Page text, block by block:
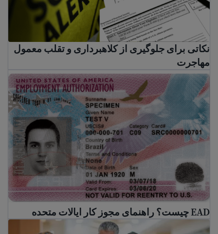
نکاتی برای جلوگیری از کلاهبرداری و تقلب معمول
مهاجرت
EAD چیست؟ راهنمای مجوز کار ایالات متحده
EAD چیست؟ راهنمای مجوز کار ایالات متحده
مصونیت سفر برای مهاجران: خطرات سفر هوایی و اسناد